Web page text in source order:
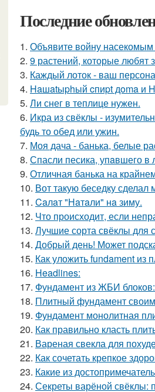
Последние
1. Объявите войну
2. 9 растений, которые любят
3. Каждый лоток - ваш
4. Haшatыphый cпиpt дoma и
5. Ли снег в теплице нужен.
6. Икра из свёклы -
будь то обед или ужин.
7. Моя дача - банька, белые
8. Спасли песика, упaвшего в
9. Отличная банька на
10. Вот такую беседку сделал
11. Caлaт "Нaтaли" нa зиму.
12. Что происходит, если
13. Лучшие сорта свёклы для
14. Добрый день! Может
15. Как уложить fundament
16. Headlines:
17. Фундамент из ЖБИ блоков:
18. Плитный фундамент
19. Фундамент монолитная
20. Как правильно класть
21. Вареная свекла для
22. Как сочетать крепкое
23. Какие из
24. Секреты варёной свёклы: